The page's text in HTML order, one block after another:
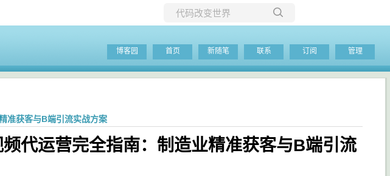
当前博客
博客园 首页 新随笔 联系 订阅 管理
准获客与B端引流实战方案
代运营完全指南：制造业精准获客与B端引流